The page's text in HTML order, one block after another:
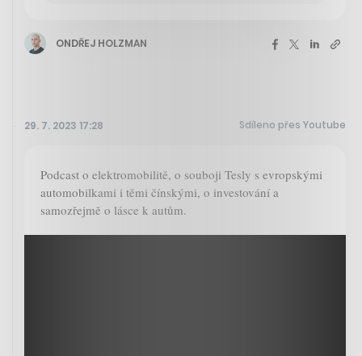
ONDŘEJ HOLZMAN
29. 7. 2023 17:28 Sdíleno přes Youtube
Podcast o elektromobilitě, o souboji Tesly s evropskými
automobilkami i těmi čínskými, o investování a
samozřejmě o lásce k autům.